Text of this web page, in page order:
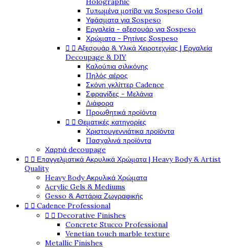
Τυπωμένα μοτίβα για Sospeso Gold
Υφάσματα για Sospeso
Εργαλεία - αξεσουάρ για Sospeso
Χρώματα - Ρητίνες Sospeso
  Αξεσουάρ & Υλικά Χειροτεχνίας | Εργαλεία
Decoupage & DIY
Καλούπια σιλικόνης
Πηλός αέρος
Σκόνη γκλίττερ Cadence
Σφραγίδες - Μελάνια
Διάφορα
Προωθητικά προϊόντα
  Θεματικές κατηγορίες
Χριστουγεννιάτικα προϊόντα
Πασχαλινά προϊόντα
Χαρτιά decoupage
  Επαγγελματικά Ακρυλικά Χρώματα | Heavy Body & Artist
Quality
Heavy Body Ακρυλικά Χρώματα
Acrylic Gels & Mediums
Gesso & Αστάρια Ζωγραφικής
  Cadence Professional
  Decorative Finishes
Concrete Stucco Professional
Venetian touch marble texture
Metallic Finishes